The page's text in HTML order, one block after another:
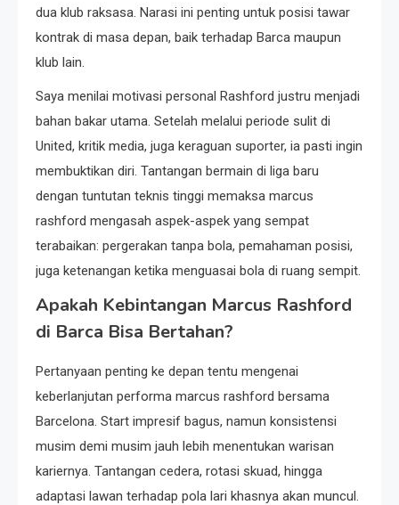
dua klub raksasa. Narasi ini penting untuk posisi tawar
kontrak di masa depan, baik terhadap Barca maupun
klub lain.
Saya menilai motivasi personal Rashford justru menjadi
bahan bakar utama. Setelah melalui periode sulit di
United, kritik media, juga keraguan suporter, ia pasti ingin
membuktikan diri. Tantangan bermain di liga baru
dengan tuntutan teknis tinggi memaksa marcus
rashford mengasah aspek-aspek yang sempat
terabaikan: pergerakan tanpa bola, pemahaman posisi,
juga ketenangan ketika menguasai bola di ruang sempit.
Apakah Kebintangan Marcus Rashford
di Barca Bisa Bertahan?
Pertanyaan penting ke depan tentu mengenai
keberlanjutan performa marcus rashford bersama
Barcelona. Start impresif bagus, namun konsistensi
musim demi musim jauh lebih menentukan warisan
kariernya. Tantangan cedera, rotasi skuad, hingga
adaptasi lawan terhadap pola lari khasnya akan muncul.